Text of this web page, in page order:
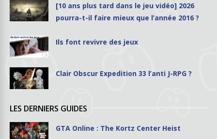
[10 ans plus tard dans le jeu vidéo] 2026
pourra-t-il faire mieux que l’année 2016 ?
Ils font revivre des jeux
Clair Obscur Expedition 33 l’anti J-RPG ?
LES DERNIERS GUIDES
GTA Online : The Kortz Center Heist